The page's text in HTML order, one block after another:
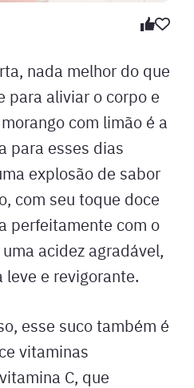
nada melhor do que
para aliviar o corpo e
com limão é a
para esses dias
explosão de sabor
com seu toque doce
perfeitamente com o
acidez agradável,
e revigorante.
esse suco também é
vitaminas
C, que